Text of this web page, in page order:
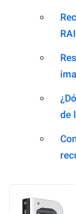
de